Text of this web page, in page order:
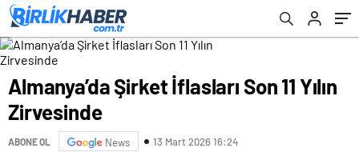
Almanya’da Şirket İflasları Son 11 Yılın
Zirvesinde
ABONE OL News 13 Mart 2026 16:24